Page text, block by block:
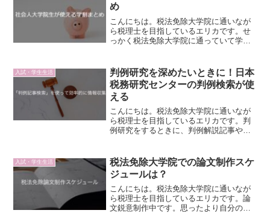
め
こんにちは。税法免除大学院に通いなが
ら税理士を目指しているエリカです。せ
っかく税法免除大学院に通っていて学生
は、いままで紹介してきた学割の記事が
いくつかたまってきたので...
入試・学生生活
判例研究を深めたいときに！日本
税務研究センターの判例検索が使
える
こんにちは。税法免除大学院に通いなが
ら税理士を目指しているエリカです。判
例研究をするときに、判例解説記事や裁
い時に使えるサービスを紹介します。判
例研究の時にはいろいろな...
入試・学生生活
税法免除大学院での論文制作スケ
ジュールは？
こんにちは。税法免除大学院に通いなが
ら税理士を目指しているエリカです。論
文鋭意制作中です。思ったより自分の思